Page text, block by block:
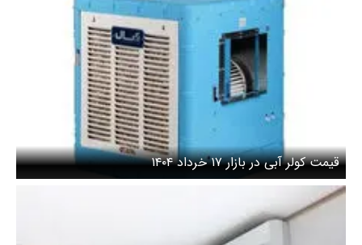
قیمت کولر آبی در بازار ۱۷ خرداد ۱۴۰۴